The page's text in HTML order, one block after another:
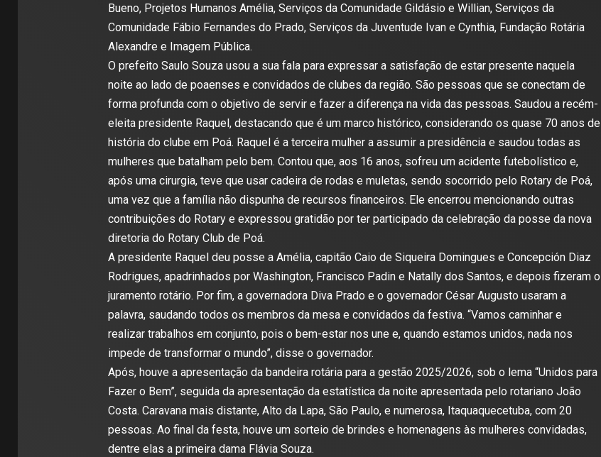
Bueno, Projetos Humanos Amélia, Serviços da Comunidade Gildásio e Willian, Serviços da
Comunidade Fábio Fernandes do Prado, Serviços da Juventude Ivan e Cynthia, Fundação Rotária
Alexandre e Imagem Pública.
O prefeito Saulo Souza usou a sua fala para expressar a satisfação de estar presente naquela
noite ao lado de poaenses e convidados de clubes da região. São pessoas que se conectam de
forma profunda com o objetivo de servir e fazer a diferença na vida das pessoas. Saudou a recém-
eleita presidente Raquel, destacando que é um marco histórico, considerando os quase 70 anos de
história do clube em Poá. Raquel é a terceira mulher a assumir a presidência e saudou todas as
mulheres que batalham pelo bem. Contou que, aos 16 anos, sofreu um acidente futebolístico e,
após uma cirurgia, teve que usar cadeira de rodas e muletas, sendo socorrido pelo Rotary de Poá,
uma vez que a família não dispunha de recursos financeiros. Ele encerrou mencionando outras
contribuições do Rotary e expressou gratidão por ter participado da celebração da posse da nova
diretoria do Rotary Club de Poá.
A presidente Raquel deu posse a Amélia, capitão Caio de Siqueira Domingues e Concepción Diaz
Rodrigues, apadrinhados por Washington, Francisco Padin e Natally dos Santos, e depois fizeram o
juramento rotário. Por fim, a governadora Diva Prado e o governador César Augusto usaram a
palavra, saudando todos os membros da mesa e convidados da festiva. “Vamos caminhar e
realizar trabalhos em conjunto, pois o bem-estar nos une e, quando estamos unidos, nada nos
impede de transformar o mundo”, disse o governador.
Após, houve a apresentação da bandeira rotária para a gestão 2025/2026, sob o lema “Unidos para
Fazer o Bem”, seguida da apresentação da estatística da noite apresentada pelo rotariano João
Costa. Caravana mais distante, Alto da Lapa, São Paulo, e numerosa, Itaquaquecetuba, com 20
pessoas. Ao final da festa, houve um sorteio de brindes e homenagens às mulheres convidadas,
dentre elas a primeira dama Flávia Souza.